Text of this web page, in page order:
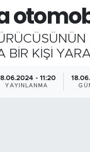
BİR KİŞİ
- 11:20
YAYINLANMA
Fikstür